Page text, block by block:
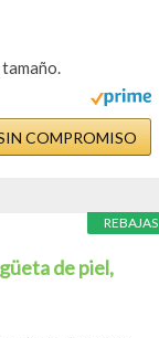
COMPROMISO
REBAJAS
de piel,